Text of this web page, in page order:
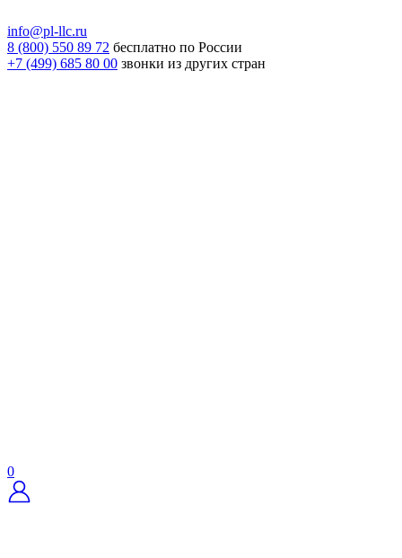
info@pl-llc.ru
8 (800) 550 89 72 бесплатно по России
+7 (499) 685 80 00 звонки из других стран
0